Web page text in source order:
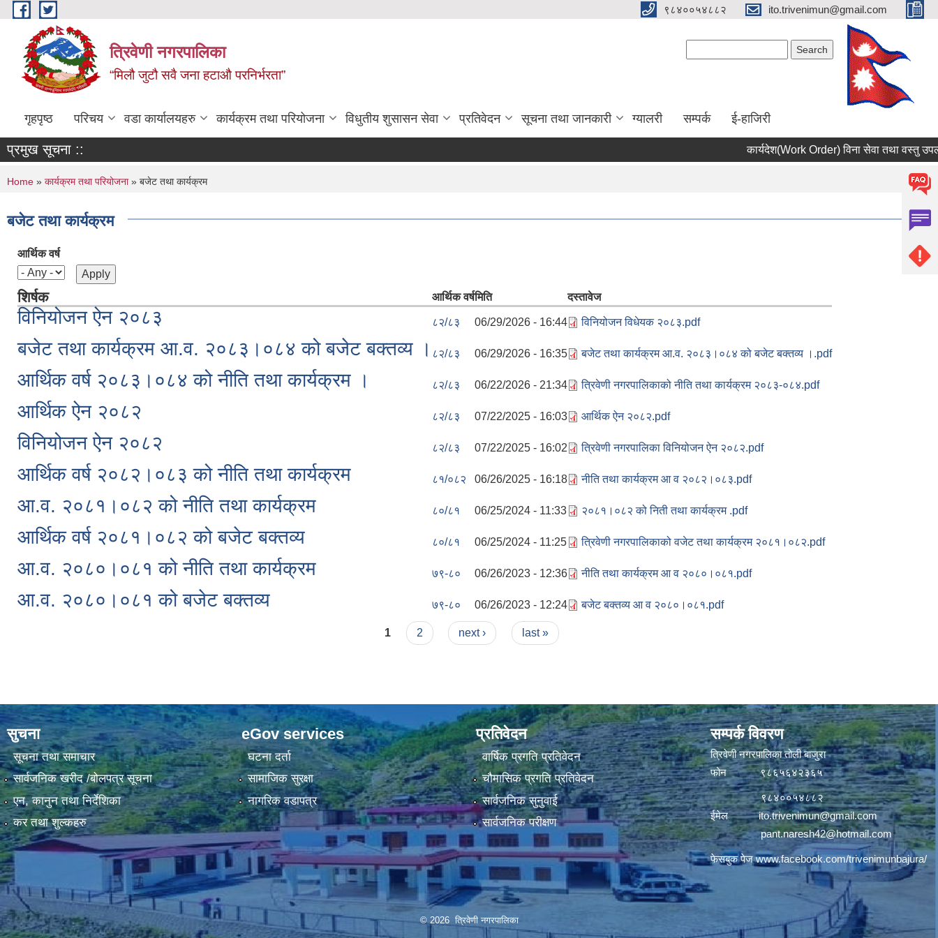
Skip to main content ९८४००५४८८२ ito.trivenimun@gmail.com
त्रिवेणी नगरपालिका
“मिलौ जुटौ सवै जना हटाऔ परनिर्भरता”
गृहपृष्ठ परिचय वडा कार्यालयहरु कार्यक्रम तथा परियोजना विधुतीय शुसासन सेवा प्रतिवेदन सूचना तथा जानकारी ग्यालरी सम्पर्क ई-हाजिरी
प्रमुख सूचना :: कार्यदेश(Work Order) विना सेवा तथा वस्तु
You are here
Home » कार्यक्रम तथा परियोजना» बजेट तथा कार्यक्रम
बजेट तथा कार्यक्रम
आर्थिक वर्ष
शिर्षक आर्थिक वर्षमिति दस्तावेज
विनियोजन ऐन २०८३ ८२/८३ 06/29/2026 - 16:44 विनियोजन विधेयक २०८३.pdf
बजेट तथा कार्यक्रम आ.व. २०८३।०८४ को बजेट बक्तव्य । ८२/८३ 06/29/2026 - 16:35 बजेट तथा कार्यक्रम आ.व. २०८३।०८४ को बजेट बक्तव्य ।.pdf
आर्थिक वर्ष २०८३।०८४ को नीति तथा कार्यक्रम । ८२/८३ 06/22/2026 - 21:34 त्रिवेणी नगरपालिकाको नीति तथा कार्यक्रम २०८३-०८४.pdf
आर्थिक ऐन २०८२ ८२/८३ 07/22/2025 - 16:03 आर्थिक ऐन २०८२.pdf
विनियोजन ऐन २०८२ ८२/८३ 07/22/2025 - 16:02 त्रिवेणी नगरपालिका विनियोजन ऐन २०८२.pdf
आर्थिक वर्ष २०८२।०८३ को नीति तथा कार्यक्रम ८१/०८२ 06/26/2025 - 16:18 नीति तथा कार्यक्रम आ व २०८२।०८३.pdf
आ.व. २०८१।०८२ को नीति तथा कार्यक्रम ८०/८१ 06/25/2024 - 11:33 २०८१।०८२ को निती तथा कार्यक्रम .pdf
आर्थिक वर्ष २०८१।०८२ को बजेट बक्तव्य ८०/८१ 06/25/2024 - 11:25 त्रिवेणी नगरपालिकाको वजेट तथा कार्यक्रम २०८१।०८२.pdf
आ.व. २०८०।०८१ को नीति तथा कार्यक्रम ७९-८० 06/26/2023 - 12:36 नीति तथा कार्यक्रम आ व २०८०।०८१.pdf
आ.व. २०८०।०८१ को बजेट बक्तव्य ७९-८० 06/26/2023 - 12:24 बजेट बक्तव्य आ व २०८०।०८१.pdf
1 2 next › last »
सुचना
सूचना तथा समाचार
सार्वजनिक खरीद /बोलपत्र सूचना
एन, कानुन तथा निर्देशिका
कर तथा शुल्कहरु
eGov services
घटना दर्ता
सामाजिक सुरक्षा
नागरिक वडापत्र
प्रतिवेदन
वार्षिक प्रगति प्रतिवेदन
चौमासिक प्रगति प्रतिवेदन
सार्वजनिक सुनुवाई
सार्वजनिक परीक्षण
सम्पर्क विवरण
त्रिवेणी नगरपालिका तोली बाजुरा
फोन ९८६५६४२३६५
९८४००५४८८२
ईमेलito.trivenimun@gmail.com
pant.naresh42@hotmail.com
फेसबुक पेजwww.facebook.com/trivenimunbajura/
© 2026 त्रिवेणी नगरपालिका